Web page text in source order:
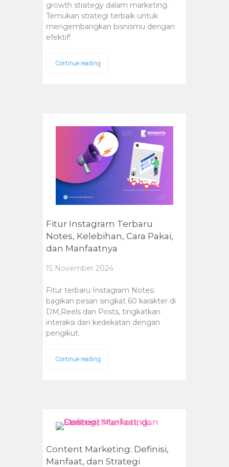
growth strategy dalam marketing.
Temukan strategi terbaik untuk
mengembangkan bisnismu dengan
efektif!
Continue reading
Fitur Instagram Terbaru
Notes, Kelebihan, Cara Pakai,
dan Manfaatnya
15 November 2024
Fitur terbaru Instagram Notes:
bagikan pesan singkat 60 karakter di
DM,Reels dan Posts, tingkatkan
interaksi dan kedekatan dengan
pengikut.
Continue reading
Content Marketing: Definisi,
Manfaat, dan Strategi